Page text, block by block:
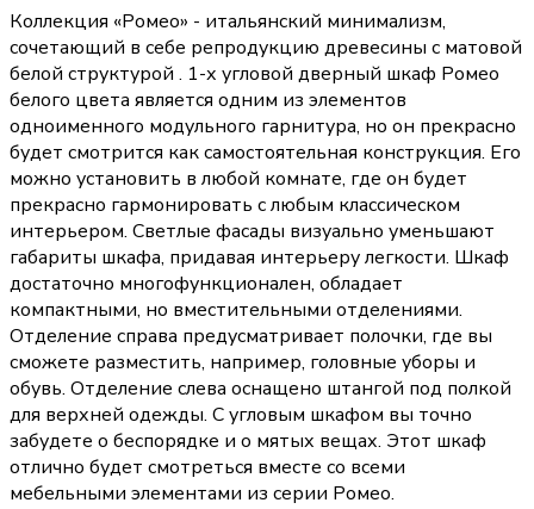
Коллекция «Ромео» - итальянский минимализм,
сочетающий в себе репродукцию древесины с матовой
белой структурой . 1-х угловой дверный шкаф Ромео
белого цвета является одним из элементов
одноименного модульного гарнитура, но он прекрасно
будет смотрится как самостоятельная конструкция. Его
можно установить в любой комнате, где он будет
прекрасно гармонировать с любым классическом
интерьером. Светлые фасады визуально уменьшают
габариты шкафа, придавая интерьеру легкости. Шкаф
достаточно многофункционален, обладает
компактными, но вместительными отделениями.
Отделение справа предусматривает полочки, где вы
сможете разместить, например, головные уборы и
обувь. Отделение слева оснащено штангой под полкой
для верхней одежды. С угловым шкафом вы точно
забудете о беспорядке и о мятых вещах. Этот шкаф
отлично будет смотреться вместе со всеми
мебельными элементами из серии Ромео.